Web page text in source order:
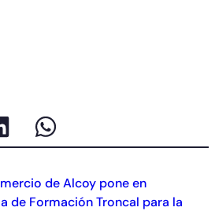
de Alcoy pone en
de Formación Troncal para la